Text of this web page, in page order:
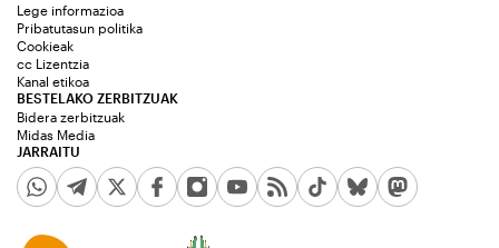
JARRAITU
Lege informazioa
Pribatutasun politika
Cookieak
cc Lizentzia
Kanal etikoa
BESTELAKO ZERBITZUAK
Bidera zerbitzuak
Midas Media